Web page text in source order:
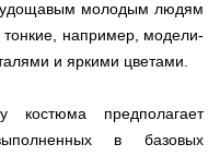
молодым людям
например, модели-
и яркими цветами.
костюма предполагает
в базовых